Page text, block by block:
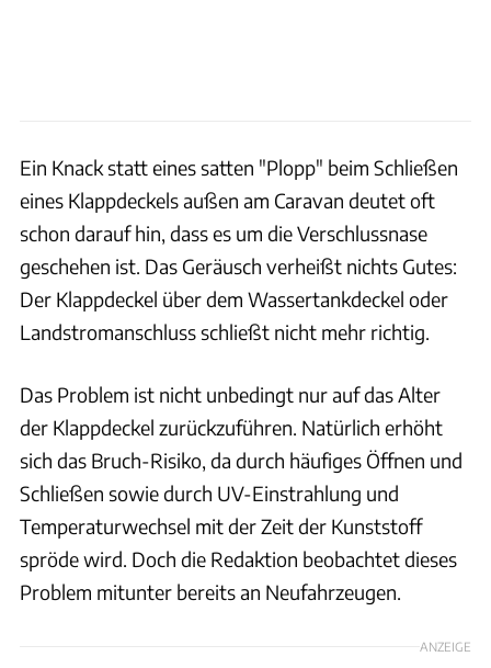
Ein Knack statt eines satten "Plopp" beim Schließen
eines Klappdeckels außen am Caravan deutet oft
schon darauf hin, dass es um die Verschlussnase
geschehen ist. Das Geräusch verheißt nichts Gutes:
Der Klappdeckel über dem Wassertankdeckel oder
Landstromanschluss schließt nicht mehr richtig.
Das Problem ist nicht unbedingt nur auf das Alter
der Klappdeckel zurückzuführen. Natürlich erhöht
sich das Bruch-Risiko, da durch häufiges Öffnen und
Schließen sowie durch UV-Einstrahlung und
Temperaturwechsel mit der Zeit der Kunststoff
spröde wird. Doch die Redaktion beobachtet dieses
Problem mitunter bereits an Neufahrzeugen.
ANZEIGE